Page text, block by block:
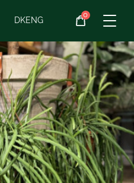
DKENG
0